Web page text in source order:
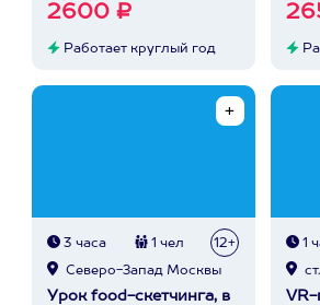
2600 ₽
Работает круглый год
3 часа 1 чел 12+
Северо-Запад Москвы
Урок food-скетчинга, в
1
VR-